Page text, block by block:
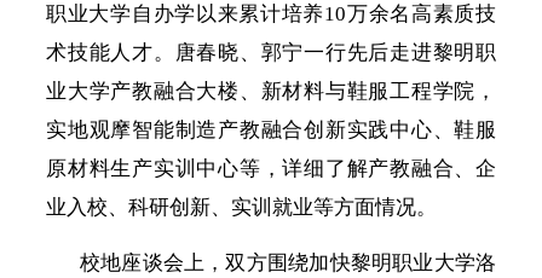
职业大学自办学以来累计培养10万余名高素质技
术技能人才。唐春晓、郭宁一行先后走进黎明职
业大学产教融合大楼、新材料与鞋服工程学院，
实地观摩智能制造产教融合创新实践中心、鞋服
原材料生产实训中心等，详细了解产教融合、企
业入校、科研创新、实训就业等方面情况。
校地座谈会上，双方围绕加快黎明职业大学洛